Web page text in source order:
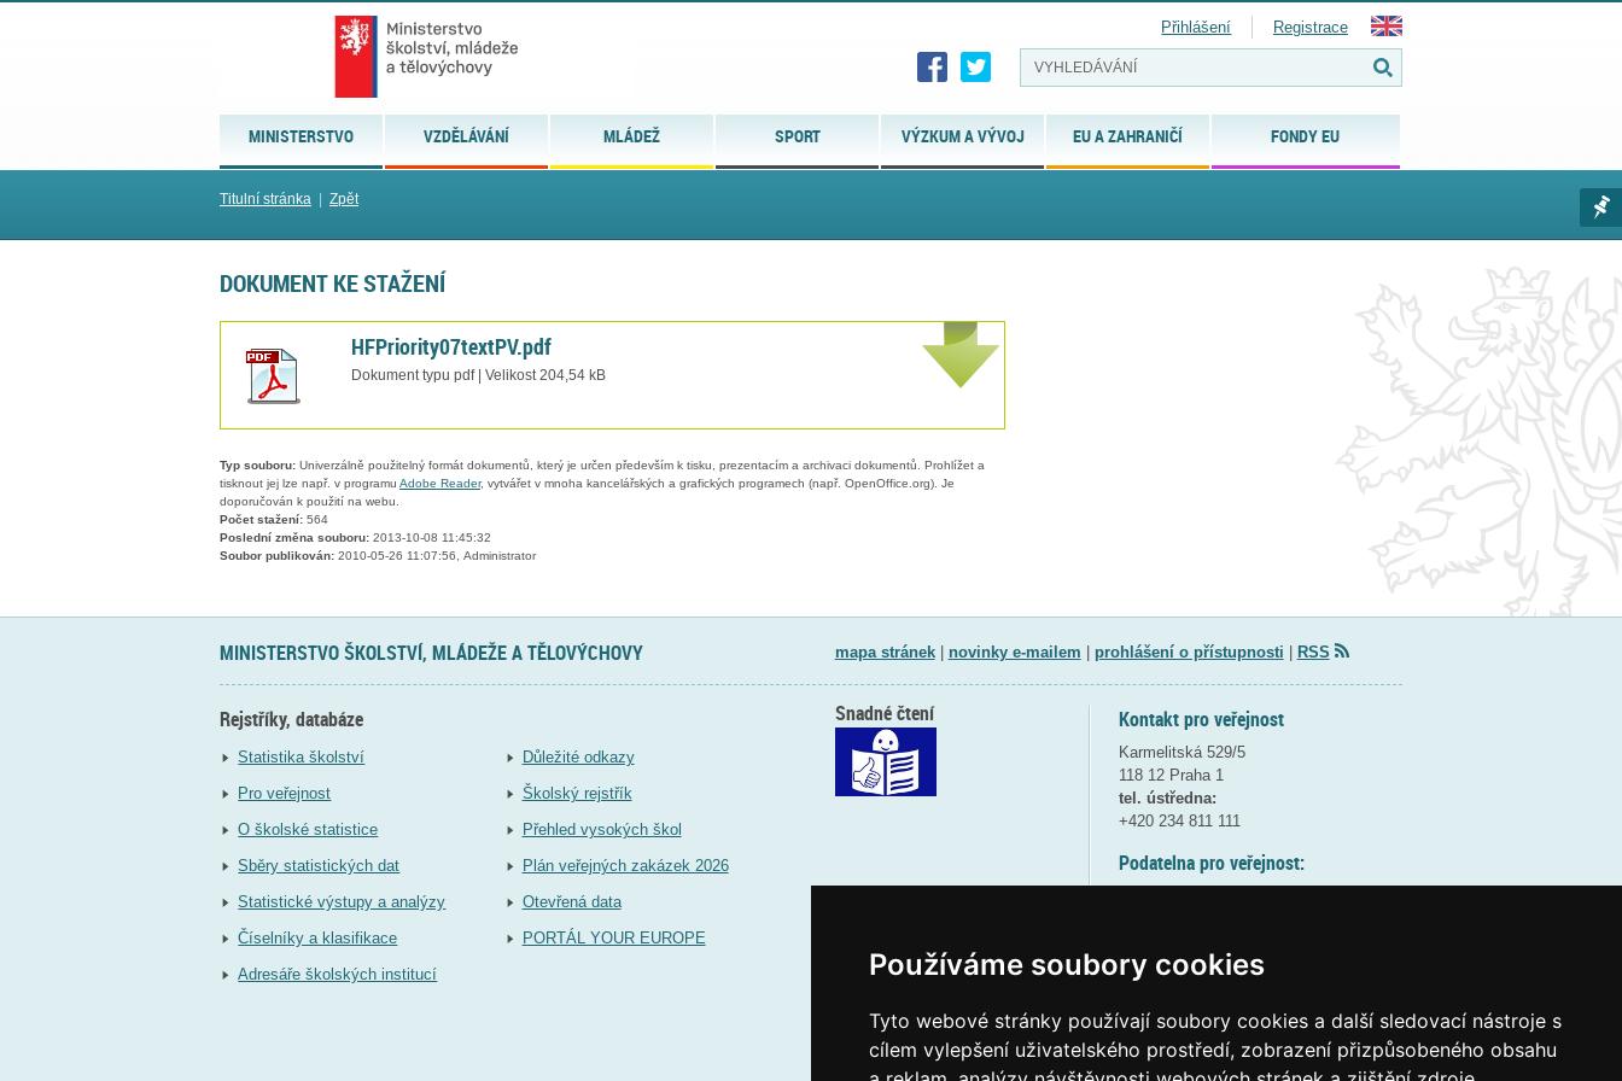
Používáme soubory cookies
Tyto webové stránky používají soubory cookies a další sledovací nástroje s
cílem vylepšení uživatelského prostředí, zobrazení přizpůsobeného obsahu
MINISTERSTVO VZDĚLÁVÁNÍ MLÁDEŽ SPORT VÝZKUM A VÝVOJ EU A ZAHRANIČÍ FONDY EU
Přihlášení Registrace
Titulní stránka Zpět
DOKUMENT KE STAŽENÍ
HFPriority07textPV.pdf
Dokument typu pdf | Velikost 204,54 kB
Typ souboru: Univerzálně použitelný formát dokumentů, který je určen především k tisku, prezentacím a archivaci dokumentů. Prohlížet a
tisknout jej lze např. v programu Adobe Reader, vytvářet v mnoha kancelářských a grafických programech (např. OpenOffice.org). Je
doporučován k použití na webu.
Počet stažení: 564
Poslední změna souboru: 2013-10-08 11:45:32
Soubor publikován: 2010-05-26 11:07:56, Administrator
MINISTERSTVO ŠKOLSTVÍ, MLÁDEŽE A TĚLOVÝCHOVY mapa stránek| novinky e-mailem prohlášení o přístupnosti RSS
Rejstříky, databáze
Statistika školství
Pro veřejnost
O školské statistice
Sběry statistických dat
Statistické výstupy a analýzy
Číselníky a klasifikace
Adresáře školských institucí
Důležité odkazy
Školský rejstřík
Přehled vysokých škol
Plán veřejných zakázek 2026
Otevřená data
PORTÁL YOUR EUROPE
Kontakt pro veřejnost
Karmelitská 529/5
118 12 Praha 1
tel. ústředna:
+420 234 811 111
Podatelna pro veřejnost:
(více informací
Elektronická podatelna:
Snadné čtení